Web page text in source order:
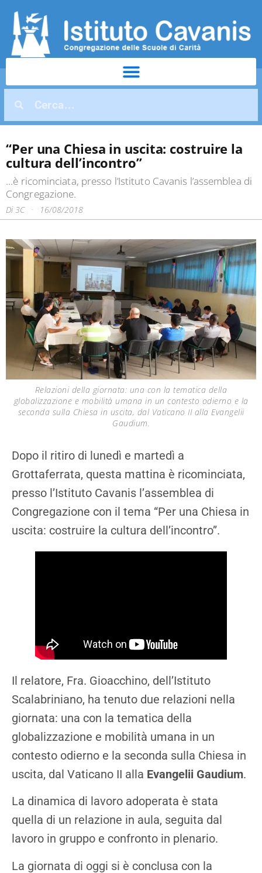
“Per una Chiesa in uscita: costruire la
cultura dell’incontro”
...è ricominciata, presso l’Istituto Cavanis l’assemblea di
Congregazione.
Di 3C 16/08/2018
Relazioni della giornata: una con la tematica della
globalizzazione e mobilità umana in un contesto odierno e la
seconda sulla Chiesa in uscita, dal Vaticano II alla Evangelii
Gaudium.
Dopo il ritiro di lunedì e martedì a
Grottaferrata, questa mattina è ricominciata,
presso l’Istituto Cavanis l’assemblea di
Congregazione con il tema “Per una Chiesa in
uscita: costruire la cultura dell’incontro”.
Il relatore, Fra. Gioacchino, dell’Istituto
Scalabriniano, ha tenuto due relazioni nella
giornata: una con la tematica della
globalizzazione e mobilità umana in un
contesto odierno e la seconda sulla Chiesa in
uscita, dal Vaticano II alla Evangelii Gaudium.
La dinamica di lavoro adoperata è stata
quella di un relazione in aula, seguita dal
lavoro in gruppo e confronto in plenario.
La giornata di oggi si è conclusa con la